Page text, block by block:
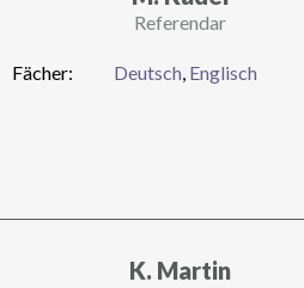
Referendar
Fächer: Deutsch, Englisch
K. Martin